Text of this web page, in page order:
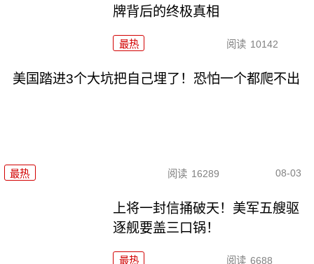
牌背后的终极真相
最热 阅读 10142
美国踏进3个大坑把自己埋了！恐怕一个都爬不出
最热 阅读 16289 08-03
上将一封信捅破天！美军五艘驱
逐舰要盖三口锅！
最热 阅读 6688